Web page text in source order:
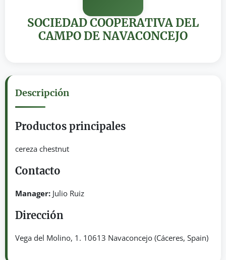
SOCIEDAD COOPERATIVA DEL
CAMPO DE NAVACONCEJO
Descripción
Productos principales
cereza chestnut
Contacto
Manager: Julio Ruiz
Dirección
Vega del Molino, 1. 10613 Navaconcejo (Cáceres, Spain)